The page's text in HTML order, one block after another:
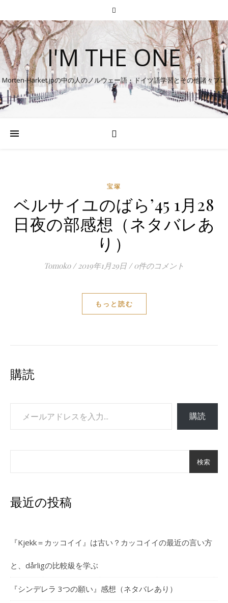
I'M THE ONE
Morten-Harket.jpの中の人のノルウェー語・ドイツ語学習とその他諸々ブロ
グ
宝塚
ベルサイユのばら’45 1月28
日夜の部感想（ネタバレあ
り）
Tomoko / 2019年1月29日 / 0件のコメント
もっと読む
購読
購読
検索
最近の投稿
『Kjekk＝カッコイイ』は古い？カッコイイの最近の言い方
と、dårligの比較級を学ぶ
『シンデレラ 3つの願い』感想（ネタバレあり）